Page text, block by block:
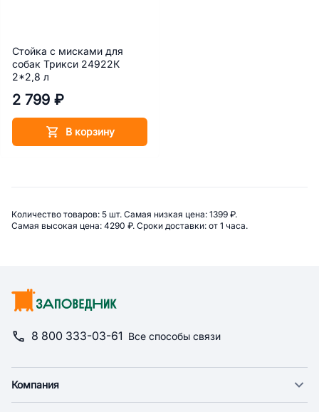
Стойка с мисками для
собак Трикси 24922К
2*2,8 л
2 799 ₽
В корзину
Сводная информация по
Количество товаров: 5 шт. Самая низкая цена: 1399 ₽.
Самая высокая цена: 4290 ₽. Сроки доставки: от 1 часа.
8 800 333-03-61 Все способы связи
Компания